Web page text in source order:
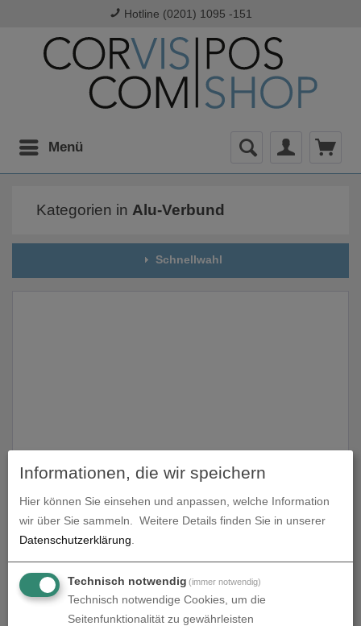
Hotline (0201) 1095 -151
Menü
Kategorien in Alu-Verbund
Schnellwahl
Produkte inAlu-Verbund
Informationen, die wir speichern
Hier können Sie einsehen und anpassen, welche Information
wir über Sie sammeln.
Weitere Details finden Sie in unserer
Datenschutzerklärung
Technisch notwendig (immer notwendig)
Technisch notwendige Cookies, um die
Seitenfunktionalität zu gewährleisten